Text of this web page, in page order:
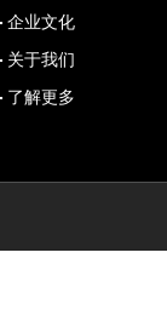
企业文化
关于我们
了解更多